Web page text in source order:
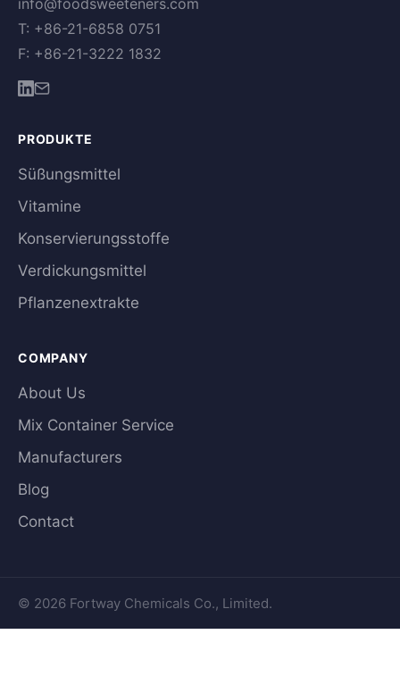
info@foodsweeteners.com
T: +86-21-6858 0751
F: +86-21-3222 1832
PRODUKTE
Süßungsmittel
Vitamine
Konservierungsstoffe
Verdickungsmittel
Pflanzenextrakte
COMPANY
About Us
Mix Container Service
Manufacturers
Blog
Contact
© 2026 Fortway Chemicals Co., Limited.